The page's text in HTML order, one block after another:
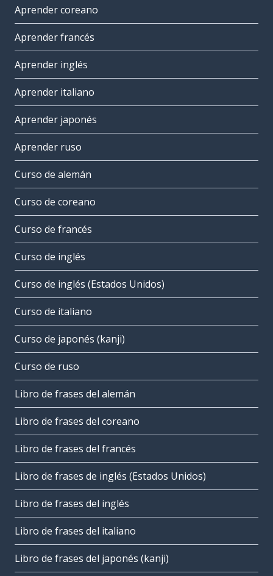
Aprender coreano
Aprender francés
Aprender inglés
Aprender italiano
Aprender japonés
Aprender ruso
Curso de alemán
Curso de coreano
Curso de francés
Curso de inglés
Curso de inglés (Estados Unidos)
Curso de italiano
Curso de japonés (kanji)
Curso de ruso
Libro de frases del alemán
Libro de frases del coreano
Libro de frases del francés
Libro de frases de inglés (Estados Unidos)
Libro de frases del inglés
Libro de frases del italiano
Libro de frases del japonés (kanji)